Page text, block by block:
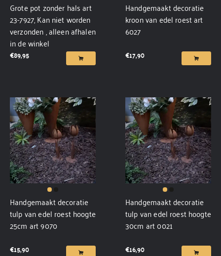
Grote pot zonder hals art
23-7927, Kan niet worden
verzonden , alleen afhalen
in de winkel
€89,95
Handgemaakt decoratie
kroon van edel roest art
6027
€17,90
Handgemaakt decoratie
tulp van edel roest hoogte
25cm art 9070
€15,90
Handgemaakt decoratie
tulp van edel roest hoogte
30cm art 0021
€16,90